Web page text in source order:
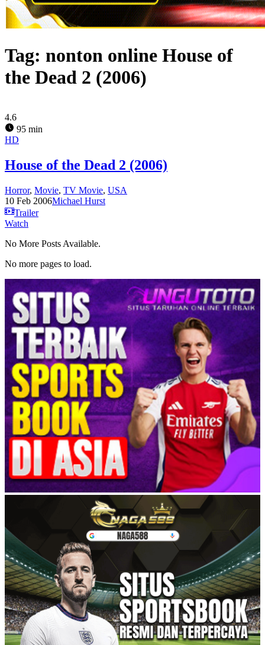
Tag: nonton online House of
the Dead 2 (2006)
4.6
95 min
HD
House of the Dead 2 (2006)
Horror, Movie, TV Movie, USA
10 Feb 2006Michael Hurst
Trailer
Watch
No More Posts Available.
No more pages to load.